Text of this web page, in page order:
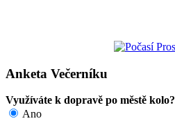
Anketa Večerníku
Využíváte k dopravě po městě kolo?
Ano